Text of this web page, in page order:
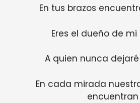
En tus brazos
Eres el dueño de
A quien nunca
En cada mirada
encuentran